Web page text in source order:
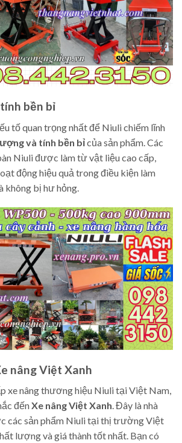
bền bỉ
tố quan trọng nhất để Niuli chiếm lĩnh
và tính bền bỉcủa sản phẩm. Các
Niuli được làm từ vật liệu cao cấp,
động hiệu quả trong điều kiện làm
không bị hư hỏng.
nâng Việt Xanh
xe nâng thương hiệu Niuli tại Việt Nam,
đếnXe nâng Việt Xanh. Đây là nhà
các sản phẩm Niuli tại thị trường Việt
lượng và giá thành tốt nhất. Bạn có